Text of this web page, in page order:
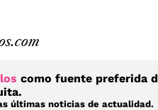
como fuente preferida
últimas noticias de actualidad.